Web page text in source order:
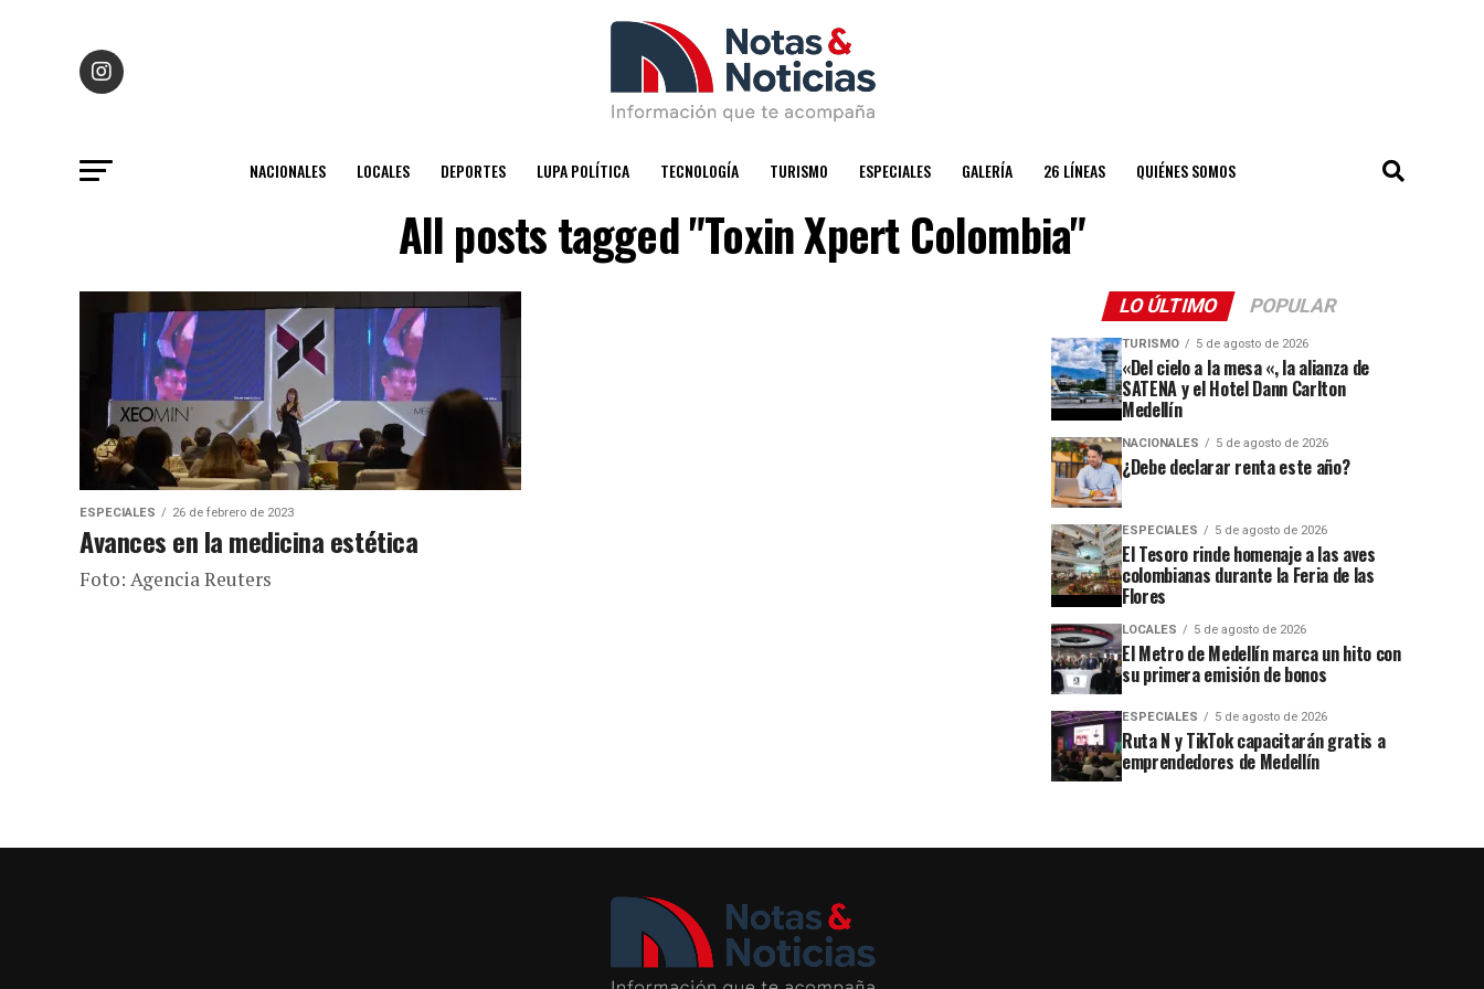
NACIONALES LOCALES DEPORTES LUPA POLÍTICA TECNOLOGÍA TURISMO ESPECIALES GALERÍA 26 LÍNEAS QUIÉNES SOMOS
All posts tagged "Toxin Xpert Colombia"
ESPECIALES 26 de febrero de 2023
Avances en la medicina estética
Foto: Agencia Reuters
LO ÚLTIMO POPULAR
TURISMO 5 de agosto de 2026
«Del cielo a la mesa «, la alianza de
SATENA y el Hotel Dann Carlton
Medellín
NACIONALES 5 de agosto de 2026
¿Debe declarar renta este año?
ESPECIALES 5 de agosto de 2026
El Tesoro rinde homenaje a las aves
colombianas durante la Feria de las
Flores
LOCALES 5 de agosto de 2026
El Metro de Medellín marca un hito con
su primera emisión de bonos
ESPECIALES 5 de agosto de 2026
Ruta N y TikTok capacitarán gratis a
emprendedores de Medellín